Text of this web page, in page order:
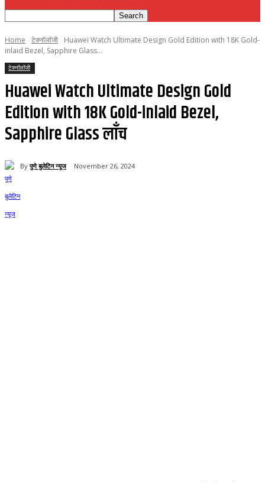
Home टेक्नॉलॉजी
Huawei Watch Ultimate Design Gold Edition with 18K Gold-
inlaid Bezel, Sapphire Glass...
टेक्नॉलॉजी
Huawei Watch Ultimate Design Gold
Edition with 18K Gold-inlaid Bezel,
Sapphire Glass लाँच
By पुणे बुलेटिन न्यूज November 26, 2024